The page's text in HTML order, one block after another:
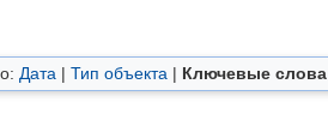
Дата | Тип объекта | Ключевые слова